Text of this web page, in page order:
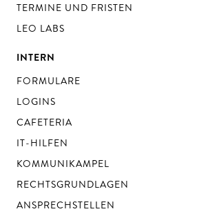
TERMINE UND FRISTEN
LEO LABS
INTERN
FORMULARE
LOGINS
CAFETERIA
IT-HILFEN
KOMMUNIKAMPEL
RECHTSGRUNDLAGEN
ANSPRECHSTELLEN